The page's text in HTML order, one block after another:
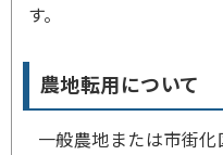
す。
農地転用について
一般農地または市街